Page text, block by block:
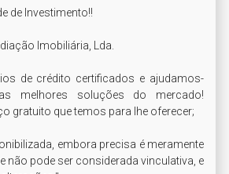
de Investimento!!
Imobiliária, Lda.
de crédito certificados e ajudamos-
melhores soluções do mercado!
gratuito que temos para lhe oferecer;
embora precisa é meramente
não pode ser considerada vinculativa, e